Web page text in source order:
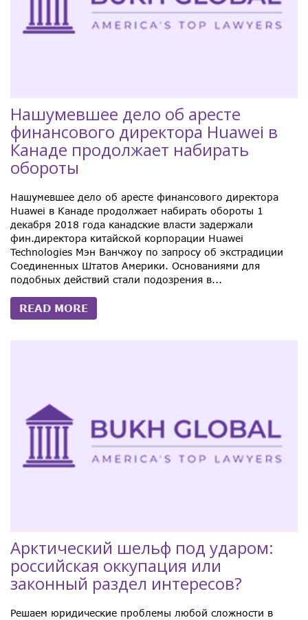
Нашумевшее дело об аресте
финансового директора Huawei в
Канаде продолжает набирать
обороты
Нашумевшее дело об аресте финансового директора
Huawei в Канаде продолжает набирать обороты 1
декабря 2018 года канадские власти задержали
фин.директора китайской корпорации Huawei
Technologies Мэн Ванчжоу по запросу об экстрадиции
Соединенных Штатов Америки. Основаниями для
подобных действий стали подозрения в...
READ MORE
Арктический шельф под ударом:
российская оккупация или
законный раздел интересов?
Решаем юридические проблемы любой сложности в